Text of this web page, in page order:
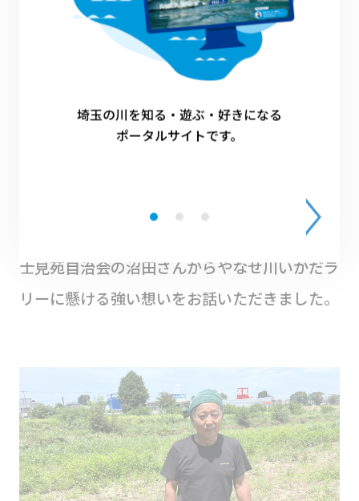
をゴミ拾いで、リバサポの掲げる川との共生・
保全をまさしく表したイベントでした。
結果発表の前に、前回優勝
結果発表の前に、前回優勝チームである第一富
士見苑自治会の沼田さんからやなせ川いかだラ
リーに懸ける強い想いをお話いただきました。
埼玉の川を知る・遊ぶ・好きになる
ポータルサイトです。